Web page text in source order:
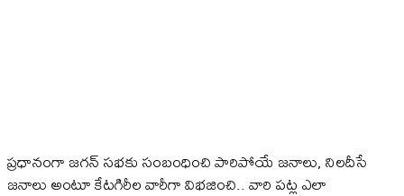
ప్రధానంగా జగన్ సభకు సంబంధించి పారిపోయే జ‌నాలు, నిల‌దీసే
జ‌నాలు అంటూ కేట‌గిరీల వారీగా విభ‌జించి.. వారి ప‌ట్ల ఎలా